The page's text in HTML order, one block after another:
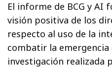
El informe de BCG y AI
visión positiva de los
respecto al uso de la
combatir la emergencia
investigación realizada